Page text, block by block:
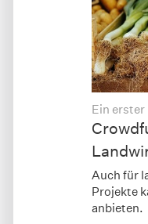
Ein
Auch für
Projekte
anbieten.